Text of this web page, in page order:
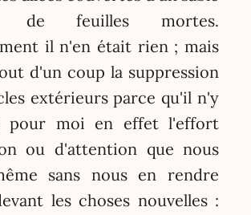
feuilles mortes.
il n'en était rien ; mais
d'un coup la suppression
extérieurs parce qu'il n'y
pour moi en effet l'effort
ou d'attention que nous
sans nous en rendre
les choses nouvelles :